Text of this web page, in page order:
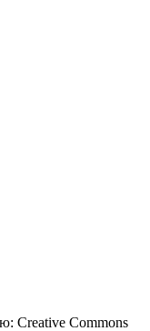
Creative Commons